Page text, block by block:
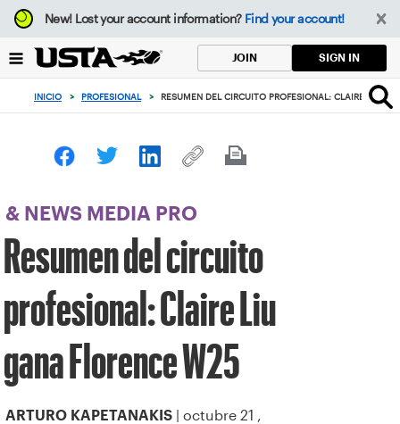
Enfoque
desde
botón
volver
principio
New!Lost your account information? Find your account!
JOIN SIGN IN
INICIO > PROFESIONAL > RESUMEN DEL CIRCUITO PROFESIONAL: CLAIRE LIU
& NEWS MEDIA PRO
Resumen del circuito
profesional: Claire Liu
gana Florence W25
ARTURO KAPETANAKIS
| octubre 21 ,